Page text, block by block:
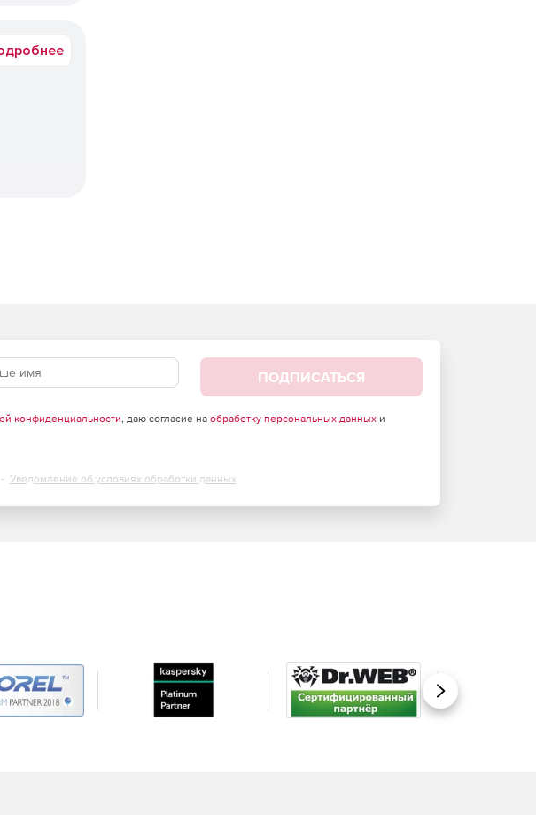
ПОДПИСАТЬСЯ
конфиденциальности, даю согласие на обработку персональных данныхи
Уведомление об условиях обработки данных
Вперед